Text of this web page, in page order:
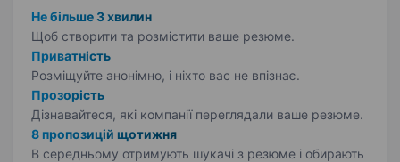
Не більше 3 хвилин
Щоб створити та розмістити ваше резюме.
Приватність
Розміщуйте анонімно, і ніхто вас не впізнає.
Прозорість
Дізнавайтеся, які компанії переглядали ваше резюме.
8 пропозицій щотижня
В середньому отримують шукачі з резюме і обирають